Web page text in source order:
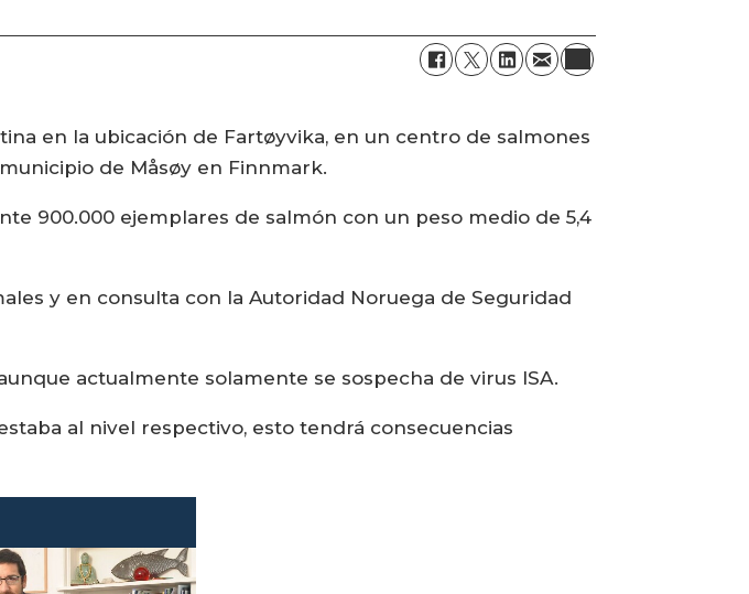
en la ubicación de Fartøyvika, en un centro de salmones
de Måsøy en Finnmark.
900.000 ejemplares de salmón con un peso medio de 5,4
y en consulta con la Autoridad Noruega de Seguridad
actualmente solamente se sospecha de virus ISA.
al nivel respectivo, esto tendrá consecuencias